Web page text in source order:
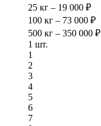
25 кг – 19 000 ₽
100 кг – 73 000 ₽
500 кг – 350 000 ₽
1 шт.
1
2
3
4
5
6
7